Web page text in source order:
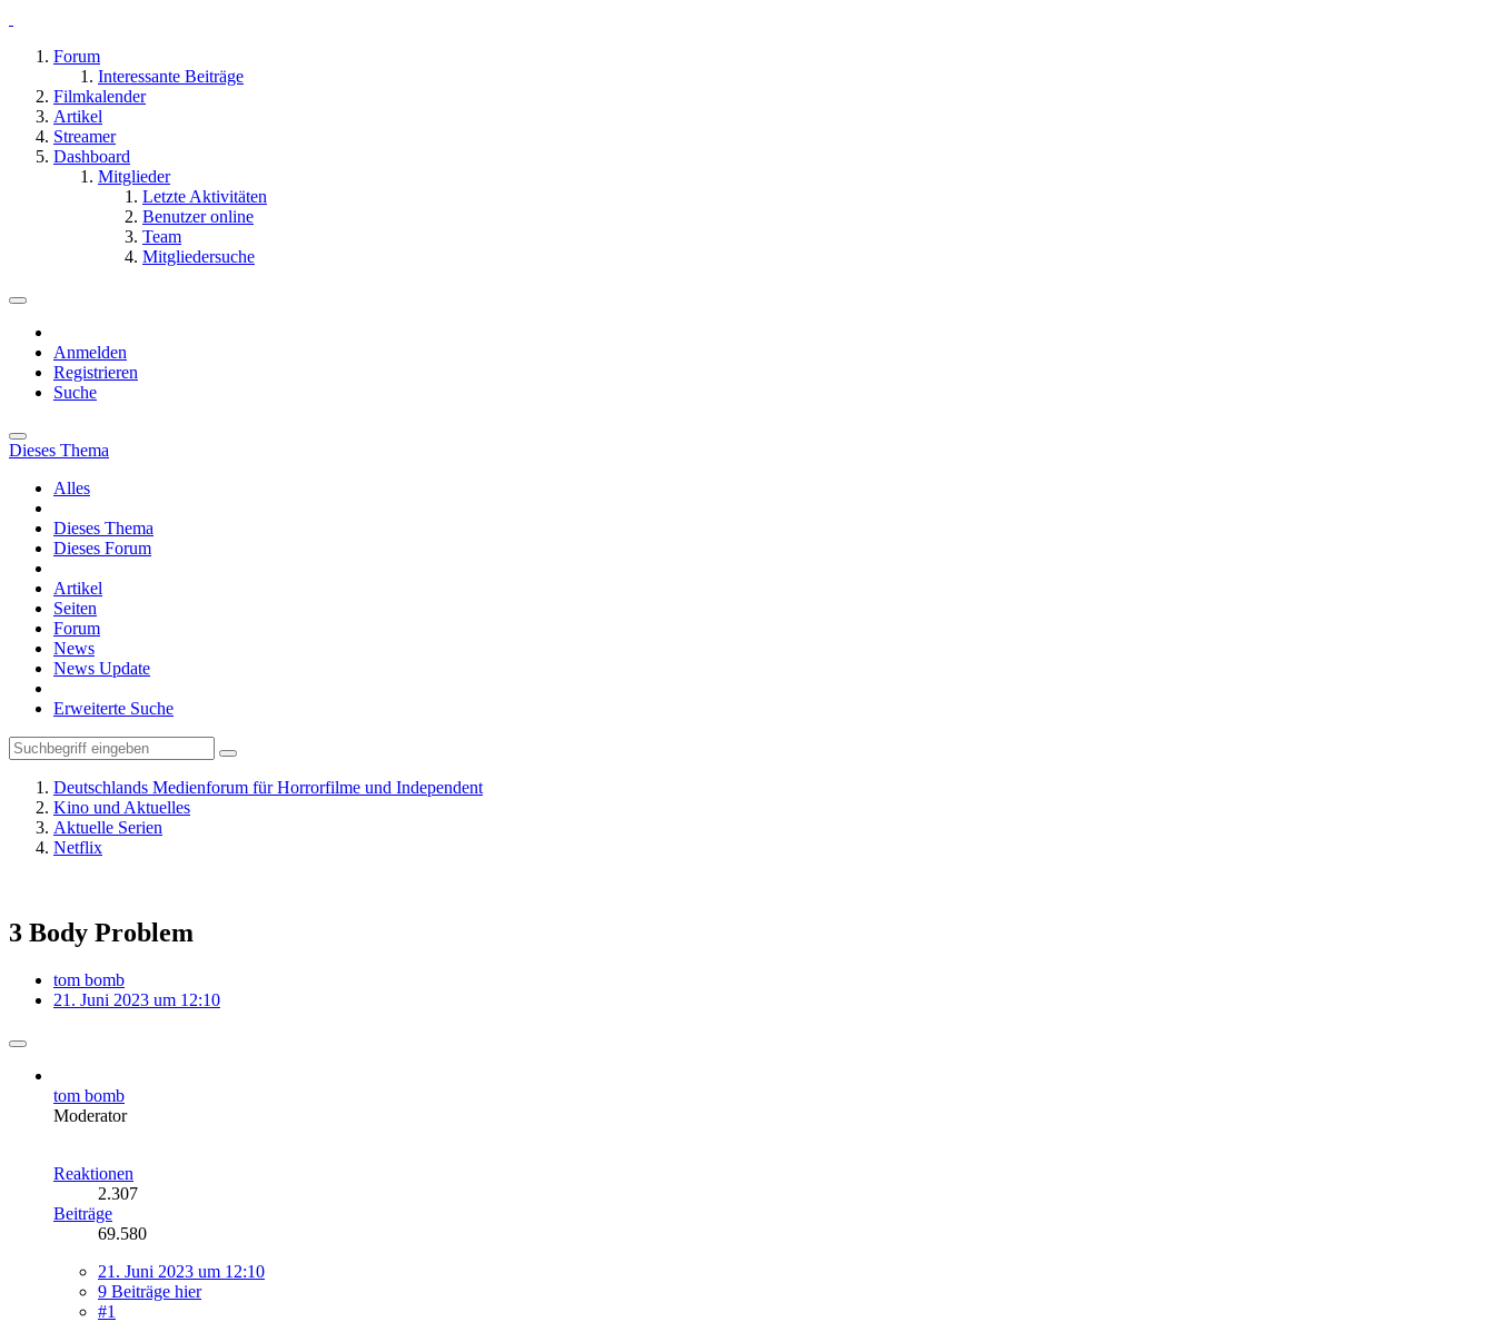
Forum
Interessante Beiträge
Filmkalender
Artikel
Streamer
Dashboard
Mitglieder
Letzte Aktivitäten
Benutzer online
Team
Mitgliedersuche
Anmelden
Registrieren
Suche
Dieses Thema
Alles
Dieses Thema
Dieses Forum
Artikel
Seiten
Forum
News
News Update
Erweiterte Suche
Deutschlands Medienforum für Horrorfilme und Independent
Kino und Aktuelles
Aktuelle Serien
Netflix
3 Body Problem
tom bomb
21. Juni 2023 um 12:10
tom bomb
Moderator
Reaktionen
2.307
Beiträge
69.580
21. Juni 2023 um 12:10
9 Beiträge hier
#1